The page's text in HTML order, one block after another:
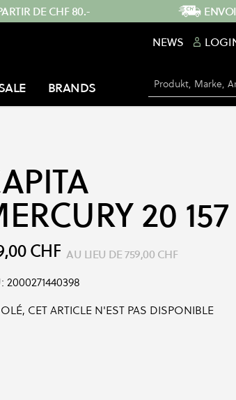
DE CHF 80.-
NEWS
BRANDS
20 157
CHF AU LIEU DE759,00 CHF
2000271440398
CET ARTICLE N'EST PAS DISPONIBLE